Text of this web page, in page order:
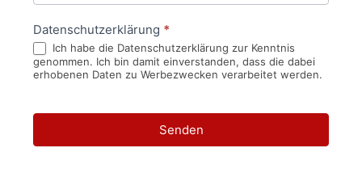
Datenschutzerklärung *
Ich habe die Datenschutzerklärung zur Kenntnis
genommen. Ich bin damit einverstanden, dass die dabei
erhobenen Daten zu Werbezwecken verarbeitet werden.
Senden